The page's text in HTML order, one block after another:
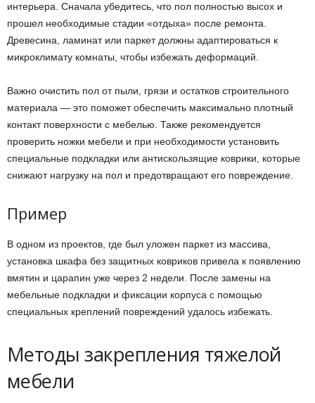
интерьера. Сначала убедитесь, что пол полностью высох и
прошел необходимые стадии «отдыха» после ремонта.
Древесина, ламинат или паркет должны адаптироваться к
микроклимату комнаты, чтобы избежать деформаций.
Важно очистить пол от пыли, грязи и остатков строительного
материала — это поможет обеспечить максимально плотный
контакт поверхности с мебелью. Также рекомендуется
проверить ножки мебели и при необходимости установить
специальные подкладки или антискользящие коврики, которые
снижают нагрузку на пол и предотвращают его повреждение.
Пример
В одном из проектов, где был уложен паркет из массива,
установка шкафа без защитных ковриков привела к появлению
вмятин и царапин уже через 2 недели. После замены на
мебельные подкладки и фиксации корпуса с помощью
специальных креплений повреждений удалось избежать.
Методы закрепления тяжелой
мебели